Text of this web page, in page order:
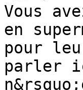
Vous
en
pour
parler